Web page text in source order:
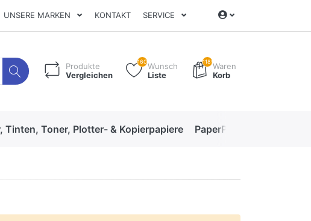
UNSERE MARKEN KONTAKT SERVICE
Produkte
Vergleichen
160Wunsch
Liste
1189Waren
Korb
Tinten, Toner, Plotter- & Kopierpapiere PaperPro High-